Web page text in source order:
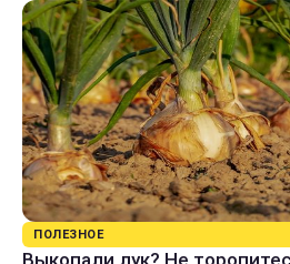
ПОЛЕЗНОЕ
Выкопали лук? Не